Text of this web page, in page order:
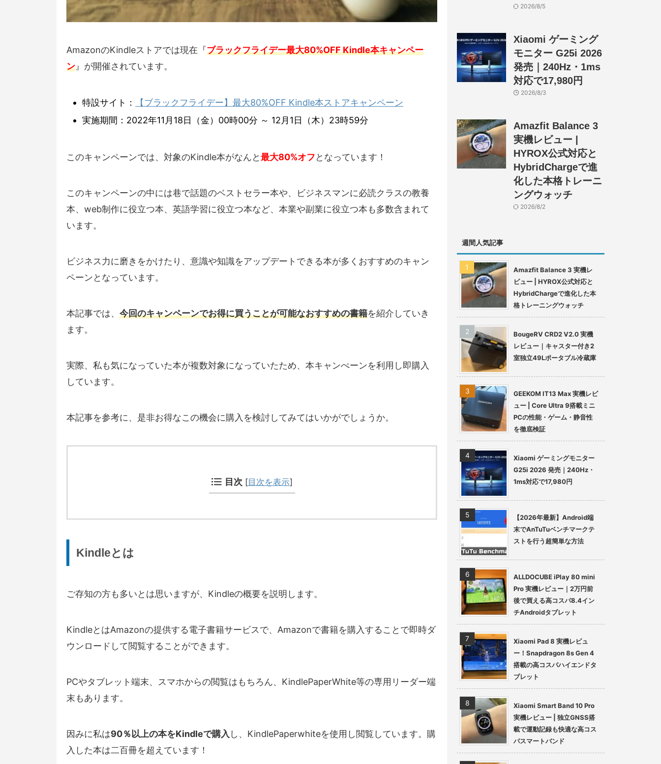
AmazonのKindleストアでは現在『ブラックフライデー最大80%OFF Kindle本キャンペー
ン 』が開催されています。
特設サイト：
【ブラックフライデー】最大80%OFF Kindle本ストアキャンペーン
実施期間：2022年11月18日（金）00時00分 ～ 12月1日（木）23時59分
このキャンペーンでは、対象のKindle本がなんと最大80%オフとなっています！
このキャンペーンの中には巷で話題のベストセラー本や、ビジネスマンに必読クラスの教養
本、web制作に役立つ本、英語学習に役立つ本など、本業や副業に役立つ本も多数含まれて
います。
ビジネス力に磨きをかけたり、意識や知識をアップデートできる本が多くおすすめのキャン
ペーンとなっています。
本記事では、 今回のキャンペーンでお得に買うことが可能なおすすめの書籍を紹介していき
ます。
実際、私も気になっていた本が複数対象になっていたため、本キャンぺーンを利用し即購入
しています。
本記事を参考に、是非お得なこの機会に購入を検討してみてはいかがでしょうか。
目次 [目次を表示]
Kindleとは
ご存知の方も多いとは思いますが、Kindleの概要を説明します。
KindleとはAmazonの提供する電子書籍サービスで、Amazonで書籍を購入することで即時ダ
ウンロードして閲覧することができます。
PCやタブレット端末、スマホからの閲覧はもちろん、KindlePaperWhite等の専用リーダー端
末もあります。
因みに私は90％以上の本をKindleで購入 し、KindlePaperwhiteを使用し閲覧しています。購
入した本は二百冊を超えています！
2026/8/5
Xiaomi ゲーミング
モニター G25i 2026
発売｜240Hz・1ms
対応で17,980円
2026/8/3
Amazfit Balance 3
実機レビュー |
HYROX公式対応と
HybridChargeで進
化した本格トレーニ
ングウォッチ
2026/8/2
週間人気記事
Amazfit Balance 3 実機レ
ビュー | HYROX公式対応と
HybridChargeで進化した本
格トレーニングウォッチ
BougeRV CRD2 V2.0 実機
レビュー｜キャスター付き2
室独立49Lポータブル冷蔵庫
GEEKOM IT13 Max 実機レビ
ュー | Core Ultra 9搭載ミニ
PCの性能・ゲーム・静音性
を徹底検証
Xiaomi ゲーミングモニター
G25i 2026 発売｜240Hz・
1ms対応で17,980円
【2026年最新】Android端
末でAnTuTuベンチマークテ
ストを行う超簡単な方法
ALLDOCUBE iPlay 80 mini
Pro 実機レビュー｜2万円前
後で買える高コスパ8.4イン
チAndroidタブレット
Xiaomi Pad 8 実機レビュ
ー！Snapdragon 8s Gen 4
搭載の高コスパハイエンドタ
ブレット
Xiaomi Smart Band 10 Pro
実機レビュー | 独立GNSS搭
載で運動記録も快適な高コス
パスマートバンド